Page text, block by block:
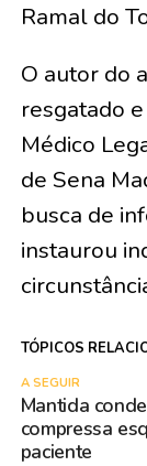
Ramal do
O autor do
resgatado
Médico
de Sena
busca de
instaurou
TÓPICOS
A SEGUIR
Mantida
compressa
paciente